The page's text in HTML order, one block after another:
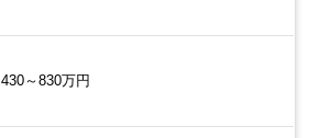
430～830万円